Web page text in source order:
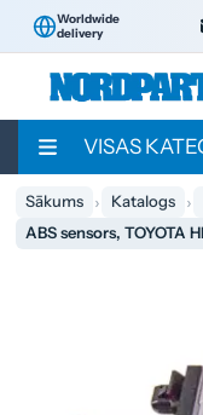
Worldwide
delivery
VISAS
Sākums Katalogs
ABS sensors, TOYOTA